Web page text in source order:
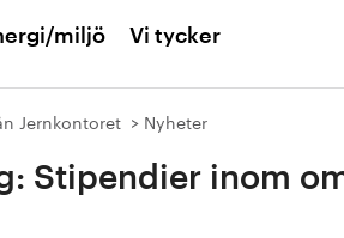
miljö Vi tycker
Jernkontoret Nyheter
Stipendier inom